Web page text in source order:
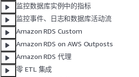
监控数据库实例中的指标
监控事件、日志和数据库活动流
Amazon RDS Custom
Amazon RDS on AWS Outposts
Amazon RDS 代理
零 ETL 集成